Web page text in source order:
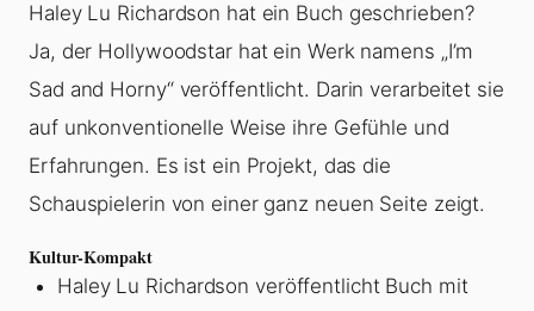
Haley Lu Richardson hat ein Buch geschrieben?
Ja, der Hollywoodstar hat ein Werk namens „I’m
Sad and Horny“ veröffentlicht. Darin verarbeitet sie
auf unkonventionelle Weise ihre Gefühle und
Erfahrungen. Es ist ein Projekt, das die
Schauspielerin von einer ganz neuen Seite zeigt.
Kultur-Kompakt
Haley Lu Richardson veröffentlicht Buch mit